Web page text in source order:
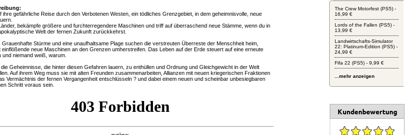
ihre gefährliche Reise durch den Verbotenen Westen, ein tödliches Grenzgebiet, in dem geheimnisvolle, neue
bekämpfe größere und furchterregendere Maschinen und triff auf überraschend neue Stämme, wenn du in
Welt der fernen Zukunft zurückkehrst.
Stürme und eine unaufhaltsame Plage suchen die verstreuten Überreste der Menschheit heim,
neue Maschinen an den Grenzen umherstreifen. Das Leben auf der Erde steuert auf eine erneute
niemand weiß, warum.
die Geheimnisse, die hinter diesen Gefahren lauern, zu enthüllen und Ordnung und Gleichgewicht in der Welt
Auf ihrem Weg muss sie mit alten Freunden zusammenarbeiten, Allianzen mit neuen kriegerischen Fraktionen
Vermächtnis der fernen Vergangenheit entschlüsseln ? und dabei einem neuen und scheinbar unbesiegbaren
Schritt voraus sein.
The Crew Motorfest (PS5) -
16,99 €
Lords of the Fallen (PS5) -
13,99 €
Landwirtschafts-Simulator
22: Platinum-Edition (PS5) -
24,99 €
Fifa 22 (PS5) - 9,99 €
...mehr anzeigen
Kundenbewertung